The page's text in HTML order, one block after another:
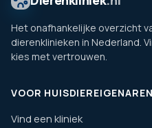
Het onafhankelijke overzicht
dierenklinieken in Nederland.
kies met vertrouwen.
VOOR HUISDIEREIGENAREN
Vind een kliniek